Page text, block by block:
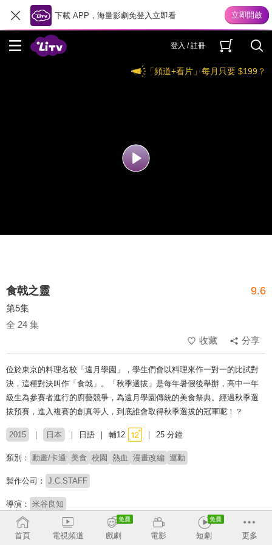
下載 APP，海量影劇免登入立即看
登入 / 註冊
「頻道+看片」每月只要 $199？
食戟之靈 9.6
第5集
全 24 集
收藏
分享
位於東京的料理名校「遠月學園」，學生們會以料理來作一對一的比試對
決，這種對決叫作「食戟」。「秋季選拔」是每年暑假後舉辦，高中一年
級生為參賽者進行的廚藝競爭，為遠月學園傳統的美食祭典。經過秋季選
拔預賽，進入複賽的創真等人，到底誰會取得秋季選拔的冠軍呢！？
2015 日本 日語 輔12 25 分鐘
類別： 動畫/卡通 美食 校園 熱血 漫畫改編 運動
製作公司： J.C.STAFF
導演： 米谷良知
配音： 松岡禎丞 金元壽子 高橋未奈美 花江夏树
種田梨沙
首頁
電視頻道 戲劇 電影 短劇 更多